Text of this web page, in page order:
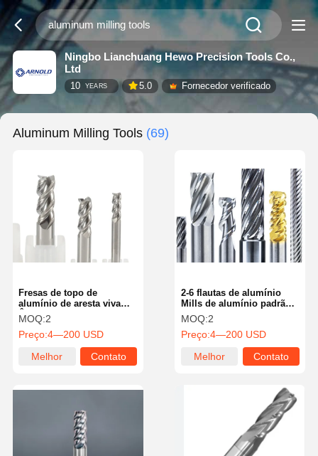
Ningbo Lianchuang Hewo Precision Tools Co.,
Ltd
10 YEARS 5.0 Fornecedor verificado
Aluminum Milling Tools (69)
Fresas de topo de
alumínio de aresta viva
Ângulo de hélice de 45°
Cortador de alumínio de
alto desempenho
MOQ:2
Preço:4—200 USD
Melhor
Contato
2-6 flautas de alumínio
Mills de alumínio padrão
com design de ranhura
profunda
MOQ:2
Preço:4—200 USD
Melhor
Contato